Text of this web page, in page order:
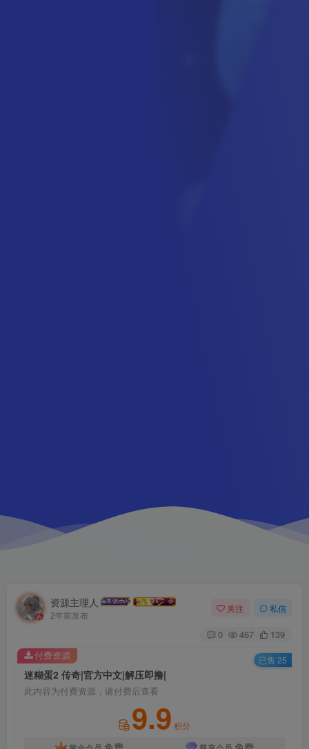
资源主理人
2年前发布
关注 私信
0 467 139
迷糊蛋2 传奇|官方中文|解压即撸|
此内容为付费资源，请付费后查看
9.9 积分
付费资源 已售 25